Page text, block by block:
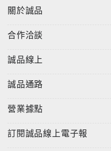
關於誠品
合作洽談
誠品線上
誠品通路
營業據點
訂閱誠品線上電子報